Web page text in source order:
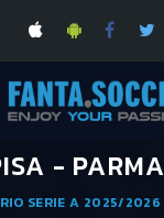
- PARMA
SERIE A 2025/2026